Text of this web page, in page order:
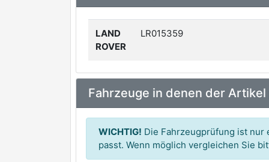
LAND
ROVER
LR015359
Fahrzeuge in denen der
WICHTIG! Die Fahrzeugprüfung ist nur
passt. Wenn möglich vergleichen Sie